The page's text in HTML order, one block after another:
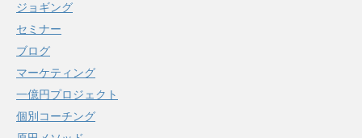
ジョギング
セミナー
ブログ
マーケティング
一億円プロジェクト
個別コーチング